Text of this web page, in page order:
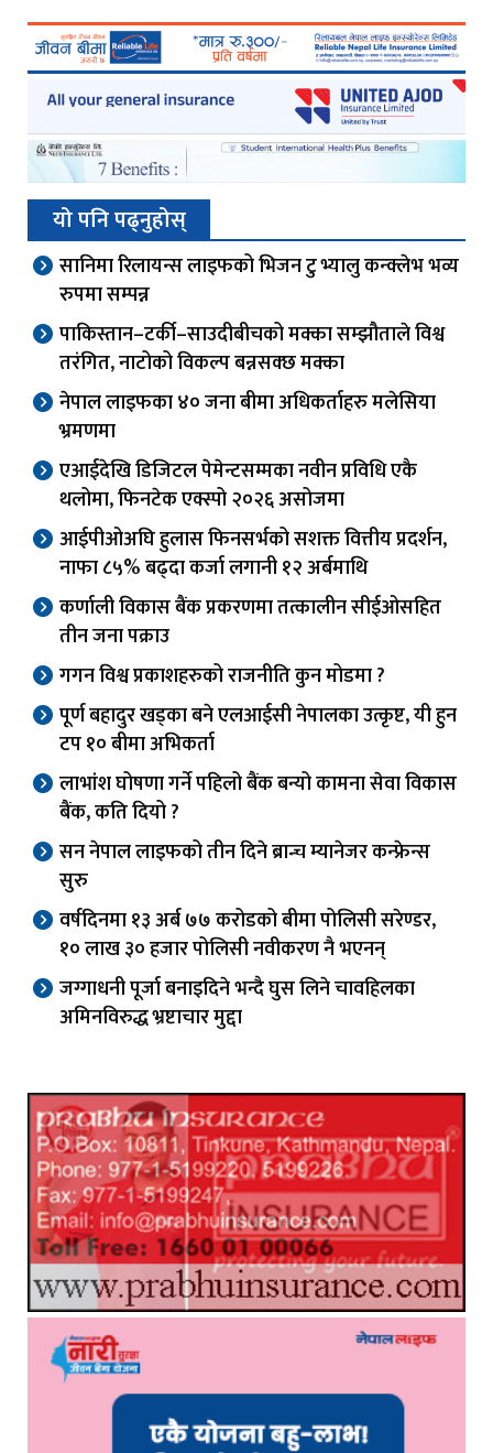
यो पनि पढ्नुहोस्
सानिमा रिलायन्स लाइफको भिजन टु भ्यालु कन्क्लेभ भव्य
रुपमा सम्पन्न
पाकिस्तान–टर्की–साउदीबीचको मक्का सम्झौताले विश्व
तरंगित, नाटोको विकल्प बन्नसक्छ मक्का
नेपाल लाइफका ४० जना बीमा अधिकर्ताहरु मलेसिया
भ्रमणमा
एआईदेखि डिजिटल पेमेन्टसम्मका नवीन प्रविधि एकै
थलोमा, फिनटेक एक्स्पो २०२६ असोजमा
आईपीओअघि हुलास फिनसर्भको सशक्त वित्तीय प्रदर्शन,
नाफा ८५% बढ्दा कर्जा लगानी १२ अर्बमाथि
कर्णाली विकास बैंक प्रकरणमा तत्कालीन सीईओसहित
तीन जना पक्राउ
गगन विश्व प्रकाशहरुको राजनीति कुन मोडमा ?
पूर्ण बहादुर खड्का बने एलआईसी नेपालका उत्कृष्ट, यी हुन
टप १० बीमा अभिकर्ता
लाभांश घोषणा गर्ने पहिलो बैंक बन्यो कामना सेवा विकास
बैंक, कति दियो ?
सन नेपाल लाइफको तीन दिने ब्रान्च म्यानेजर कन्फ्रेन्स
सुरु
वर्षदिनमा १३ अर्ब ७७ करोडको बीमा पोलिसी सरेण्डर,
१० लाख ३० हजार पोलिसी नवीकरण नै भएनन्
जग्गाधनी पूर्जा बनाइदिने भन्दै घुस लिने चावहिलका
अमिनविरुद्ध भ्रष्टाचार मुद्दा